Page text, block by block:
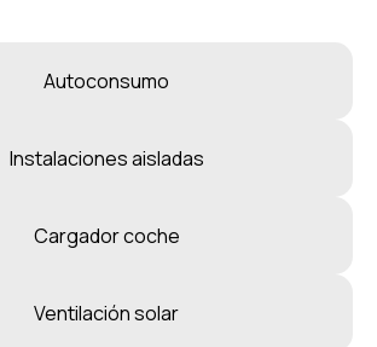
Autoconsumo
Instalaciones aisladas
Cargador coche
Ventilación solar